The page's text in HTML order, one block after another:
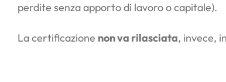
perdite senza apporto di lavoro o capitale).
La certificazione non va rilasciata, invece,